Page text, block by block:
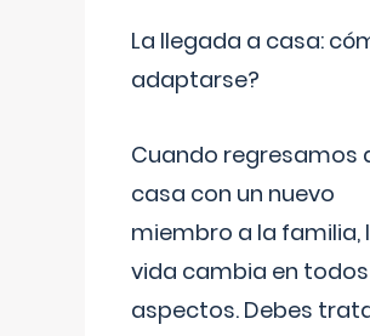
La llegada a casa:
adaptarse?
Cuando regresamos
casa con un nuevo
miembro a la familia,
vida cambia en
aspectos. Debes